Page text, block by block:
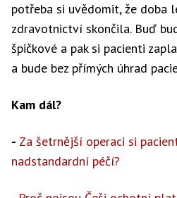
potřeba si uvědomit, že doba
zdravotnictví skončila. Buď
špičkové a pak si pacienti
a bude bez přímých úhrad
Kam dál?
- Za šetrnější operaci si
nadstandardní péčí?